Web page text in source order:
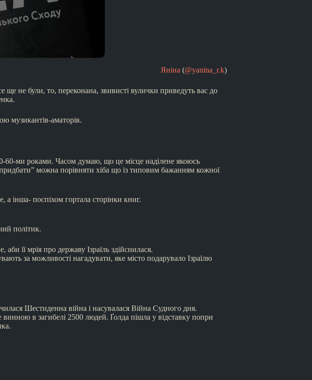
Яніна (@yanina_r.k)
не були, то, переконана, звивисті вулички приведуть вас до
музикантів-аматорів.
60-ми роками. Часом думаю, що це місце наділене якоюсь
можна порівняти хіба що із типовим бажанням кожної
інша- поспіхом гортала сторінки книг.
політик.
її мрія про державу Ізраїль здійснилася.
за можливості нагадувати, яке місто подарувало Ізраїлю
Шестиденна війна і насувалася Війна Судного дня.
в загибелі 2500 людей. Ґолда пішла у відставку попри